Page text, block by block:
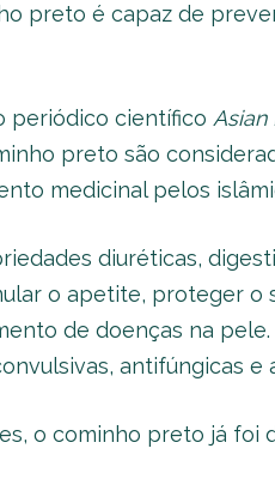
preto é capaz de
periódico científico Asian
preto são
medicinal pelos
diuréticas,
o apetite, proteger o
de doenças na
antifúngicas e
o cominho preto já foi